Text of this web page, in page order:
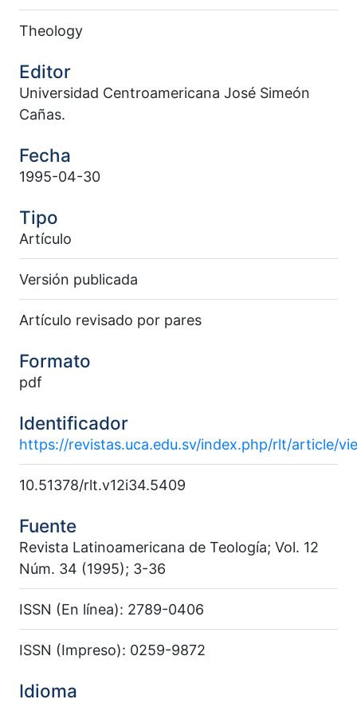
Theology
Editor
Universidad Centroamericana José Simeón
Cañas.
Fecha
1995-04-30
Tipo
Artículo
Versión publicada
Artículo revisado por pares
Formato
pdf
Identificador
https://revistas.uca.edu.sv/index.php/rlt/article/
10.51378/rlt.v12i34.5409
Fuente
Revista Latinoamericana de Teología; Vol. 12
Núm. 34 (1995); 3-36
ISSN (En línea): 2789-0406
ISSN (Impreso): 0259-9872
Idioma